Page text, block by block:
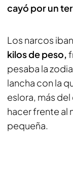
cayó por un
Los narcos
kilos de peso,
pesaba la
lancha con la
eslora, más
hacer frente al
pequeña.